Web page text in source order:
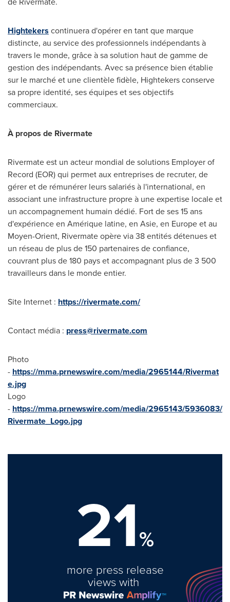
Hightekers continuera d'opérer en tant que marque
distincte, au service des professionnels indépendants à
travers le monde, grâce à sa solution haut de gamme de
gestion des indépendants. Avec sa présence bien établie
sur le marché et une clientèle fidèle, Hightekers conserve
sa propre identité, ses équipes et ses objectifs
commerciaux.
À propos de Rivermate
Rivermate est un acteur mondial de solutions Employer of
Record (EOR) qui permet aux entreprises de recruter, de
gérer et de rémunérer leurs salariés à l'international, en
associant une infrastructure propre à une expertise locale et
un accompagnement humain dédié. Fort de ses 15 ans
d'expérience en Amérique latine, en Asie, en Europe et au
Moyen-Orient, Rivermate opère via 38 entités détenues et
un réseau de plus de 150 partenaires de confiance,
couvrant plus de 180 pays et accompagnant plus de 3 500
travailleurs dans le monde entier.
Site Internet : https://rivermate.com/
Contact média : press@rivermate.com
Photo
- https://mma.prnewswire.com/media/2965144/Rivermat
e.jpg
Logo
- https://mma.prnewswire.com/media/2965143/5936083/
Rivermate_Logo.jpg
21%
more press release
views with